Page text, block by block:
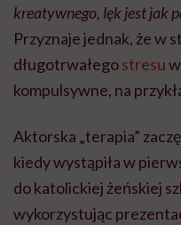
kreatywnego, lęk jest jak
Przyznaje jednak, że w
długotrwałegostresu
kompulsywne, na
Aktorska „terapia”
kiedy wystąpiła w
do katolickiej żeńskiej
wykorzystując